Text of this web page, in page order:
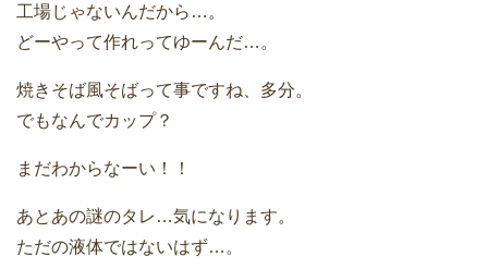
工場じゃないんだから…。
どーやって作れってゆーんだ…。
焼きそば風そばって事ですね、多分。
でもなんでカップ？
まだわからなーい！！
あとあの謎のタレ…気になります。
ただの液体ではないはず…。